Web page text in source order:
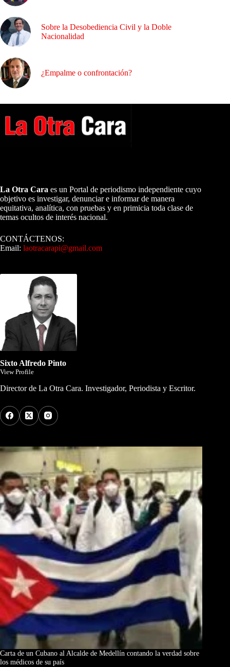
Sobre la Desobediencia Civil y la Doble
Nacionalidad
¿Empalme o confrontación?
La Otra Cara es un Portal de periodismo independiente cuyo
objetivo es investigar, denunciar e informar de manera
equitativa, analítica, con pruebas y en primicia toda clase de
temas ocultos de interés nacional.
CONTÁCTENOS:
Email: laotracarapi@gmail.com
Sixto Alfredo Pinto
View Profile
Director de La Otra Cara. Investigador, Periodista y Escritor.
Carta de un Cubano al Alcalde de Medellín contando la verdad sobre
los médicos de su país